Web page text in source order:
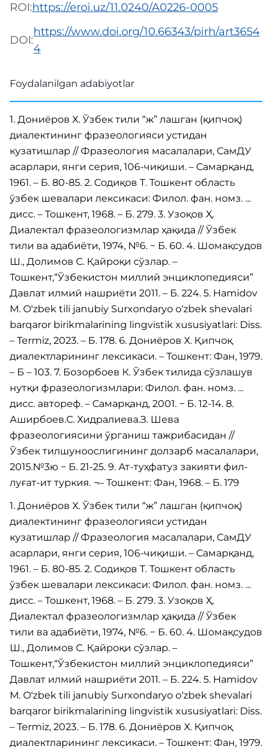
ROI:https://eroi.uz/11.0240/A0226-0005
DOI:
https://www.doi.org/10.66343/pirh/art3654
4
Foydalanilgan adabiyotlar
1. Дониёров Х. Ўзбек тили “ж” лашган (қипчоқ)
диалектининг фразеологияси устидан
кузатишлар // Фразеология масалалари, СамДУ
асарлари, янги серия, 106-чиқиши. – Самарқанд,
1961. – Б. 80-85. 2. Cодиқов Т. Тошкент область
ўзбек шевалари лексикаси: Филол. фан. номз. ...
дисс. – Тошкент, 1968. – Б. 279. 3. Узоқов Ҳ.
Диалектал фразеологизмлар ҳақида // Ўзбек
тили ва адабиёти, 1974, №6. − Б. 60. 4. Шомақсудов
Ш., Долимов C. Қайроқи сўзлар. –
Тошкент,“Ўзбекистон миллий энциклопедияси”
Давлат илмий нашриёти 2011. – Б. 224. 5. Hamidov
M. O‘zbek tili janubiy Surxondaryo o‘zbek shevalari
barqaror birikmalarining lingvistik xususiyatlari: Diss.
– Termiz, 2023. – Б. 178. 6. Дониёров Х. Қипчоқ
диалектларининг лексикаси. – Тошкент: Фан, 1979.
– Б – 103. 7. Бозорбоев К. Ўзбек тилида сўзлашув
нутқи фразеологизмлари: Филол. фан. номз. ...
дисс. автореф. – Самарқанд, 2001. − Б. 12-14. 8.
Аширбоев.С. Хидралиева.З. Шева
фразеологиясини ўрганиш тажрибасидан //
Ўзбек тилшуноослигининг долзарб масалалари,
2015.№3ю − Б. 21-25. 9. Ат-туҳфатуз закияти фил-
луғат-ит туркия. ¬– Тошкент: Фан, 1968. – Б. 179
1. Дониёров Х. Ўзбек тили “ж” лашган (қипчоқ)
диалектининг фразеологияси устидан
кузатишлар // Фразеология масалалари, СамДУ
асарлари, янги серия, 106-чиқиши. – Самарқанд,
1961. – Б. 80-85. 2. Cодиқов Т. Тошкент область
ўзбек шевалари лексикаси: Филол. фан. номз. ...
дисс. – Тошкент, 1968. – Б. 279. 3. Узоқов Ҳ.
Диалектал фразеологизмлар ҳақида // Ўзбек
тили ва адабиёти, 1974, №6. − Б. 60. 4. Шомақсудов
Ш., Долимов C. Қайроқи сўзлар. –
Тошкент,“Ўзбекистон миллий энциклопедияси”
Давлат илмий нашриёти 2011. – Б. 224. 5. Hamidov
M. O‘zbek tili janubiy Surxondaryo o‘zbek shevalari
barqaror birikmalarining lingvistik xususiyatlari: Diss.
– Termiz, 2023. – Б. 178. 6. Дониёров Х. Қипчоқ
диалектларининг лексикаси. – Тошкент: Фан, 1979.